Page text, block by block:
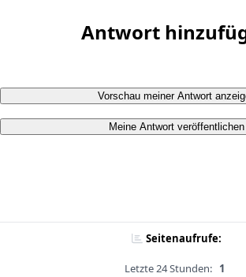
Antwort
Vorschau meiner Antwort
Meine Antwort veröffentlichen
Seitenaufrufe:
Letzte 24 Stunden: 1